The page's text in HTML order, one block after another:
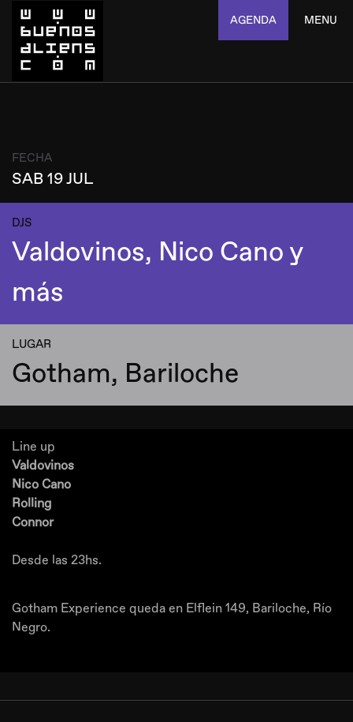
AGENDA MENU
FECHA
SAB 19 JUL
DJS
Valdovinos, Nico Cano y
más
LUGAR
Gotham, Bariloche
Line up
Valdovinos
Nico Cano
Rolling
Connor
Desde las 23hs.
Gotham Experience queda en Elflein 149, Bariloche, Río
Negro.